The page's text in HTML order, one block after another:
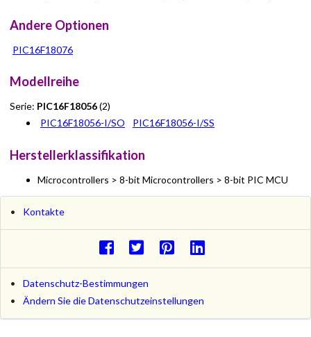
Andere Optionen
PIC16F18076
Modellreihe
Serie: PIC16F18056(2)
PIC16F18056-I/SO
PIC16F18056-I/SS
Herstellerklassifikation
Microcontrollers > 8-bit Microcontrollers > 8-bit PIC MCU
Kontakte
Datenschutz-Bestimmungen
Ändern Sie die Datenschutzeinstellungen